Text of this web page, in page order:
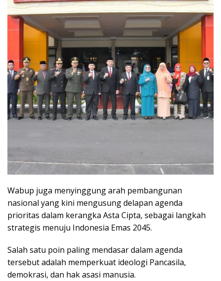
Wabup juga menyinggung arah pembangunan
nasional yang kini mengusung delapan agenda
prioritas dalam kerangka Asta Cipta, sebagai langkah
strategis menuju Indonesia Emas 2045.
Salah satu poin paling mendasar dalam agenda
tersebut adalah memperkuat ideologi Pancasila,
demokrasi, dan hak asasi manusia.